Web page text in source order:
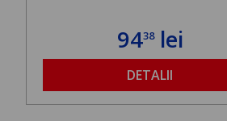
9438lei
DETALII